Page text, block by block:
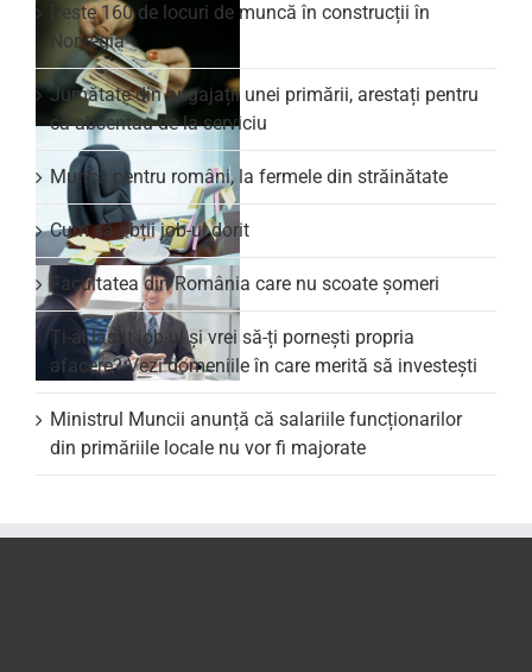
Peste 160 de locuri de muncă în construcții în
Norvegia
Jumătate din angajații unei primării, arestați pentru
că absentau de la serviciu
Muncă pentru români, la fermele din străinătate
Cum să obții job-ul dorit
Facultatea din România care nu scoate şomeri
Ți-ai lăsat job-ul și vrei să-ți pornești propria
afacere? Vezi domeniile în care merită să investești
Ministrul Muncii anunță că salariile funcționarilor
din primăriile locale nu vor fi majorate